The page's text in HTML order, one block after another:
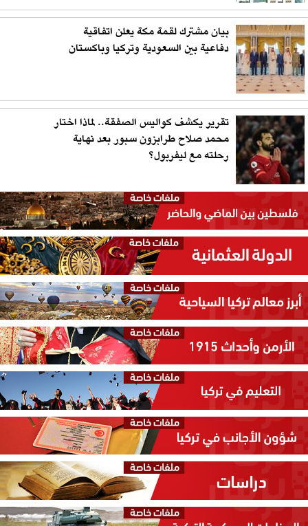
بيان مشترك لقمة مكة يعلن اتفاقية
دفاعية بين السعودية وتركيا وباكستان
تقرير يكشف كواليس الصفقة.. لماذا اختار
محمد صلاح طرابزون سبور بعد نهاية
رحلته مع ليفربول؟